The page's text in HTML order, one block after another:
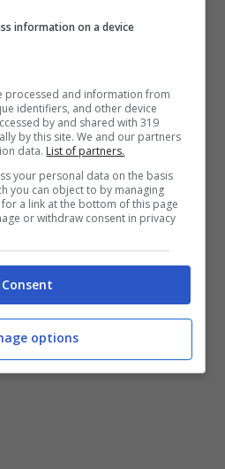
rosa shocking,
e motivi vari sono
felicità nelle cupe
information on a device
processed and information from
identifiers, and other device
by and shared with 319
by this site. We and our partners
data. List of partners.
your personal data on the basis
you can object to by managing
a link at the bottom of this page
or withdraw consent in privacy
Consent
options